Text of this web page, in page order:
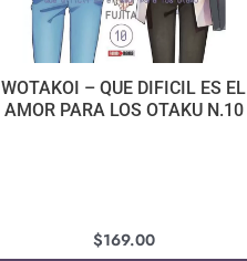
WOTAKOI – QUE DIFICIL ES EL
AMOR PARA LOS OTAKU N.10
$169.00